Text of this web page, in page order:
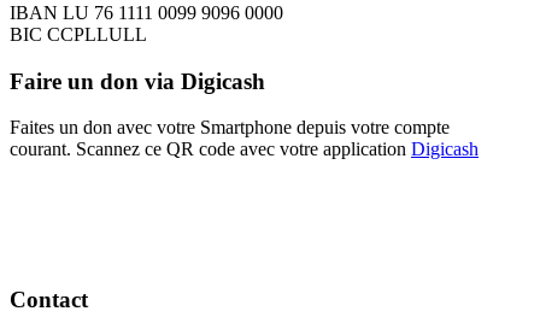
IBAN LU 76 1111 0099 9096 0000
BIC CCPLLULL
Faire un don via Digicash
Faites un don avec votre Smartphone depuis votre compte
courant. Scannez ce QR code avec votre application Digicash
Contact